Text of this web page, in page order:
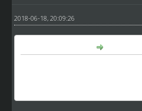
2018-06-18, 20:09:26